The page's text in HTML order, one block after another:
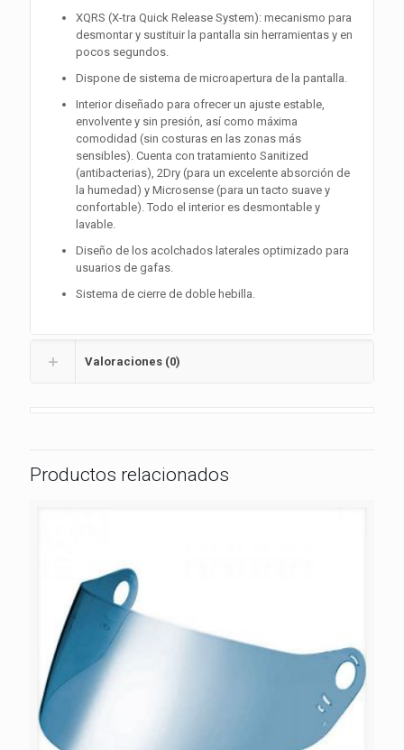
XQRS (X-tra Quick Release System): mecanismo para
desmontar y sustituir la pantalla sin herramientas y en
pocos segundos.
Dispone de sistema de microapertura de la pantalla.
Interior diseñado para ofrecer un ajuste estable,
envolvente y sin presión, así como máxima
comodidad (sin costuras en las zonas más
sensibles). Cuenta con tratamiento Sanitized
(antibacterias), 2Dry (para un excelente absorción de
la humedad) y Microsense (para un tacto suave y
confortable). Todo el interior es desmontable y
lavable.
Diseño de los acolchados laterales optimizado para
usuarios de gafas.
Sistema de cierre de doble hebilla.
Valoraciones (0)
Productos relacionados